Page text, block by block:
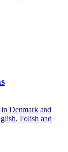
Denmark and
Polish and